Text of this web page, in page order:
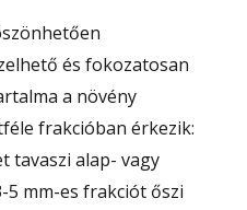
és fokozatosan
a növény
frakcióban érkezik:
tavaszi alap- vagy
mm-es frakciót őszi